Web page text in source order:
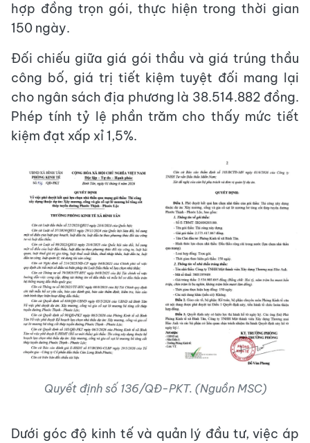
hợp đồng trọn gói, thực hiện trong thời gian
150 ngày.
Đối chiếu giữa giá gói thầu và giá trúng thầu
công bố, giá trị tiết kiệm tuyệt đối mang lại
cho ngân sách địa phương là 38.514.882 đồng.
Phép tính tỷ lệ phần trăm cho thấy mức tiết
kiệm đạt xấp xỉ 1,5%.
Quyết định số 136/QĐ-PKT. (Nguồn MSC)
Dưới góc độ kinh tế và quản lý đầu tư, việc áp